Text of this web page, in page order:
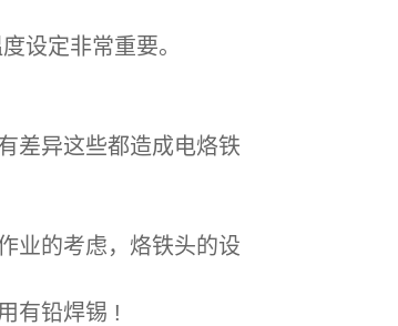
设定非常重要。
差异这些都造成电烙铁
业的考虑，烙铁头的设
有铅焊锡 !